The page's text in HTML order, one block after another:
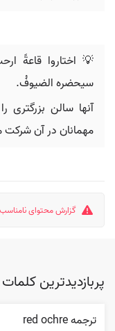
💡 اختاروا قاعةً
سيحضره الضيوفُ.
آنها سالن بزرگتری
مهمانان در آن شرکت
گزارش محتوای نامناسب
پربازدیدترین
ترجمه red ochre